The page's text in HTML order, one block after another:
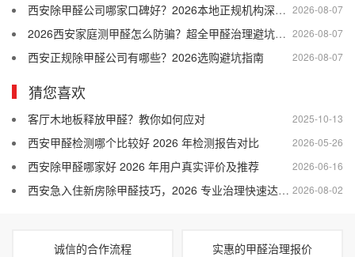
2026-08-07
西安除甲醛公司哪家口碑好？2026本地正规机构深度盘点
2026-08-07
2026西安家庭测甲醛怎么防骗？超全甲醛治理避坑指南
2026-08-07
西安正规除甲醛公司有哪些？2026选购避坑指南
猜您喜欢
2025-10-13
客厅木地板释放甲醛？教你如何应对
2026-05-26
西安甲醛检测哪个比较好 2026 年检测报告对比
2026-06-16
西安除甲醛哪家好 2026 年用户真实评价及推荐
2026-08-02
西安急入住新房除甲醛技巧，2026 专业治理快速达标小知识
诚信的合作流程 实惠的甲醛治理报价